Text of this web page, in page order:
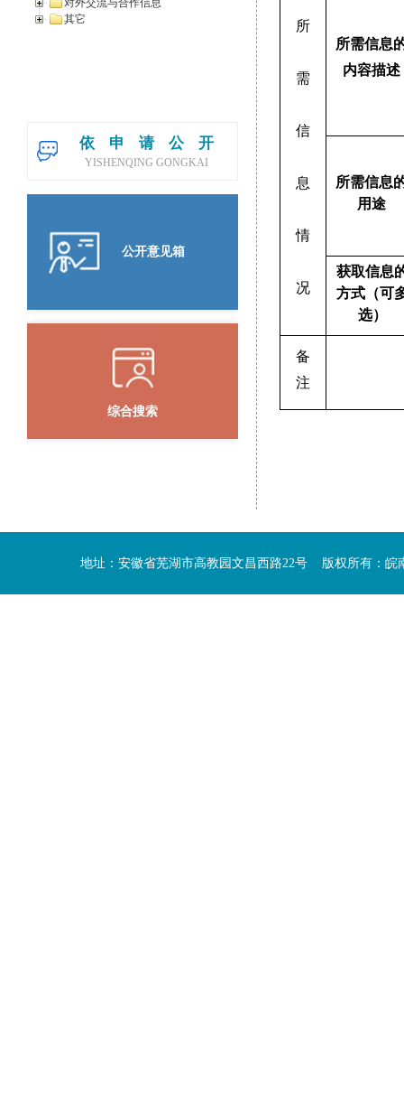
对外交流与合作信息
其它
依申请公开
YISHENQING GONGKAI
公开意见箱
综合搜索
所
需
信
息
情
况
所需信息
内容描述
所需信息
用途
获取信息
方式（可
选）
备
注
地址：安徽省芜湖市高教园文昌西路22号 版权所有：